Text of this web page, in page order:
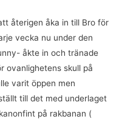
återigen åka in till Bro för
vecka nu under den
åkte in och tränade
ovanlighetens skull på
varit öppen men
till det med underlaget
på rakbanan (